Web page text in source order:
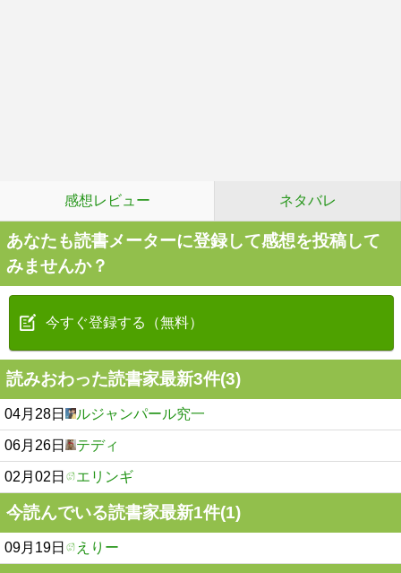
感想レビュー ネタバレ
あなたも読書メーターに登録して感想を投稿して
みませんか？
今すぐ登録する（無料）
読みおわった読書家最新3件(3)
04月28日 ルジャンパール究一
06月26日 テディ
02月02日 エリンギ
今読んでいる読書家最新1件(1)
09月19日 えりー